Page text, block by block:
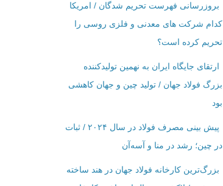
بروزرسانی فهرست تحریم شدگان / امریکا
کدام شرکت ‌های معدنی و فلزی روسی را
تحریم کرده است؟
ارتقای جایگاه ایران به نهمین تولیدکننده
بزرگ فولاد جهان / تولید چین و جهان کاهشی
بود
پیش بینی مصرف فولاد در سال ۲۰۲۴ / ثبات
در چین؛ رشد در منا و آسه‌آن
بزرگ‌ترین کارخانه فولاد جهان در هند ساخته